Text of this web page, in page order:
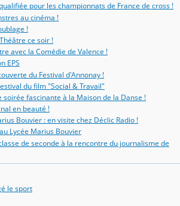
pour les championnats de France de cross !
au cinéma !
!
ce soir !
avec la Comédie de Valence !
EPS
du Festival d'Annonay !
du film "Social & Travail"
soirée fascinante à la Maison de la Danse !
en beauté !
Bouvier : en visite chez Déclic Radio !
Lycée Marius Bouvier
de seconde à la rencontre du journalisme de
le sport